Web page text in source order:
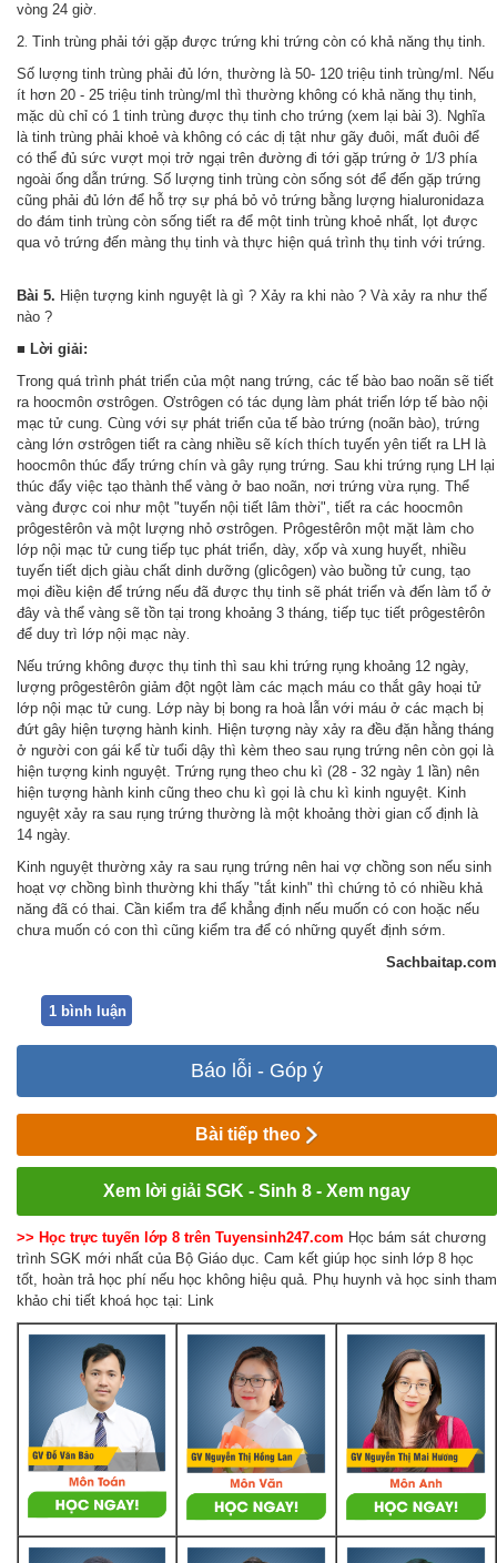
vòng 24 giờ
2 Tinh trùng phải tới gặp được trứng khi trứng còn có khả năng thụ tinh.
Số lượng tinh trùng phải đủ lớn, thường là 50- 120 triệu tinh trùng/ml. Nếu
ít hơn 20 - 25 triệu tinh trùng/ml thì thường không có khả năng thụ tinh,
mặc dù chỉ có 1 tinh trùng được thụ tinh cho trứng (xem lại bài 3). Nghĩa
là tinh trùng phải khoẻ và không có các dị tật như gãy đuôi, mất đuôi để
có thể đủ sức vượt mọi trở ngại trên đường đi tới gặp trứng ở 1/3 phía
ngoài ống dẫn trứng Số lượng tinh trùng còn sống sót để đến gặp trứng
cũng phải đủ lớn để hỗ trợ sự phá bỏ vỏ trứng bằng lượng hialuronidaza
do đám tinh trùng còn sống tiết ra để một tinh trùng khoẻ nhất, lọt được
qua vỏ trứng đến màng thụ tinh và thực hiện quá trình thụ tinh với trứng.
Bài 5. Hiện tượng kinh nguyệt là gì ? Xảy ra khi nào ? Và xảy ra như thế
nào ?
■ Lời giải:
Trong quá trình phát triển của một nang trứng, các tế bào bao noãn sẽ tiết
ra hoocmôn ơstrôgen. Ơstrôgen có tác dụng làm phát triển lớp tế bào nội
mạc tử cung. Cùng với sự phát triển của tế bào trứng (noãn bào), trứng
càng lớn ơstrôgen tiết ra càng nhiều sẽ kích thích tuyến yên tiết ra LH là
hoocmôn thúc đẩy trứng chín và gây rụng trứng. Sau khi trứng rụng LH lại
thúc đẩy việc tạo thành thể vàng ở bao noãn, nơi trứng vừa rụng. Thể
vàng được coi như một "tuyến nội tiết lâm thời", tiết ra các hoocmôn
prôgestêrôn và một lượng nhỏ ơstrôgen. Prôgestêrôn một mặt làm cho
lớp nội mạc tử cung tiếp tục phát triển, dày, xốp và xung huyết, nhiều
tuyến tiết dịch giàu chất dinh dưỡng (glicôgen) vào buồng tử cung, tạo
mọi điều kiện để trứng nếu đã được thụ tinh sẽ phát triển và đến làm tổ ở
đây và thể vàng sẽ tồn tại trong khoảng 3 tháng, tiếp tục tiết prôgestêrôn
để duy trì lớp nội mạc này
Nếu trứng không được thụ tinh thì sau khi trứng rụng khoảng 12 ngày,
lượng prôgestêrôn giảm đột ngột làm các mạch máu co thắt gây hoại tử
lớp nội mạc tử cung. Lớp này bị bong ra hoà lẫn với máu ở các mạch bị
đứt gây hiện tượng hành kinh. Hiện tượng này xảy ra đều đặn hằng tháng
ở người con gái kể từ tuổi dậy thì kèm theo sau rụng trứng nên còn gọi là
hiện tượng kinh nguyệt. Trứng rụng theo chu kì (28 - 32 ngày 1 lần) nên
hiện tượng hành kinh cũng theo chu kì gọi là chu kì kinh nguyệt. Kinh
nguyệt xảy ra sau rụng trứng thường là một khoảng thời gian cố định là
14 ngày.
Kinh nguyệt thường xảy ra sau rụng trứng nên hai vợ chồng son nếu sinh
hoạt vợ chồng bình thường khi thấy "tắt kinh" thì chứng tỏ có nhiều khả
năng đã có thai. Cần kiểm tra để khẳng định nếu muốn có con hoặc nếu
chưa muốn có con thì cũng kiểm tra để có những quyết định sớm.
Sachbaitap.com
1 bình luận
Báo lỗi - Góp ý
Bài tiếp theo
Xem lời giải SGK - Sinh 8 - Xem ngay
>> Học trực tuyến lớp 8 trên Tuyensinh247.com Học bám sát chương
trình SGK mới nhất của Bộ Giáo dục. Cam kết giúp học sinh lớp 8 học
tốt, hoàn trả học phí nếu học không hiệu quả. Phụ huynh và học sinh tham
khảo chi tiết khoá học tại: Link